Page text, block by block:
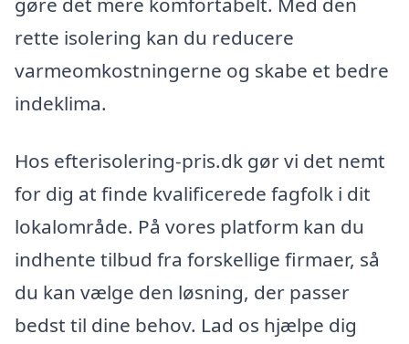
rette isolering kan du reducere
varmeomkostningerne og skabe et bedre
indeklima.
Hos efterisolering-pris.dk gør vi det nemt
for dig at finde kvalificerede fagfolk i dit
lokalområde. På vores platform kan du
indhente tilbud fra forskellige firmaer, så
du kan vælge den løsning, der passer
bedst til dine behov. Lad os hjælpe dig